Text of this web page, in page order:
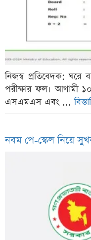
নিজস্ব প্রতিবেদক:
পরীক্ষার ফল। আগামী
এসএমএস এবং ...
নবম পে-স্কেল নিয়ে